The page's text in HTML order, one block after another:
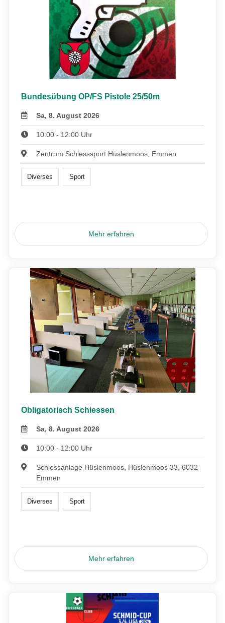
Bundesübung OP/FS Pistole 25/50m
Sa, 8. August 2026
10:00 - 12:00 Uhr
Zentrum Schiesssport Hüslenmoos, Emmen
Diverses Sport
Mehr erfahren
Obligatorisch Schiessen
Sa, 8. August 2026
10:00 - 12:00 Uhr
Schiessanlage Hüslenmoos, Hüslenmoos 33, 6032
Emmen
Diverses Sport
Mehr erfahren